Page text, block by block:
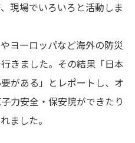
現場でいろいろと活動しま
ヨーロッパなど海外の防災
きました。その結果「日本
がある」とレポートし、オ
力安全・保安院ができたり
ました。